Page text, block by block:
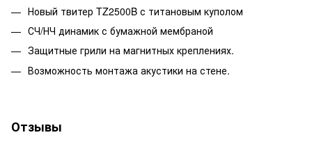
Новый твитер TZ2500B с титановым куполом
СЧ/НЧ динамик с бумажной мембраной
Защитные грили на магнитных креплениях.
Возможность монтажа акустики на стене.
Отзывы